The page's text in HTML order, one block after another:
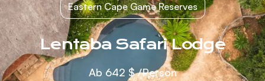
Eastern Cape Game Reserves
Lentaba Safari Lodge
Ab 642 $/Person